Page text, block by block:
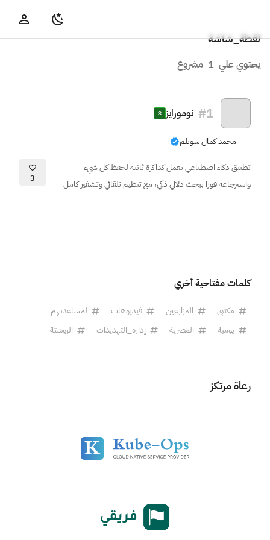
لقطة_شاشة
يحتوي علي 1 مشروع
#1 نومورايز
محمد كمال سويلم
تطبيق ذكاء اصطناعي يعمل كذاكرة ثانية لحفظ كل شيء
واسترجاعه فورا ببحث دلالي ذكي، مع تنظيم تلقائي وتشفير كامل
3
كلمات مفتاحية أخري
مكتبي المزارعين فيديوهات
لمساعدتهم
يومية
المصرية إدارة_التهديدات الروشتة
رعاة مرتكز